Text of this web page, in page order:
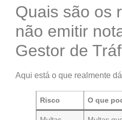
Quais são os
não emitir
Gestor de
Aqui está o que realmente
Risco O que